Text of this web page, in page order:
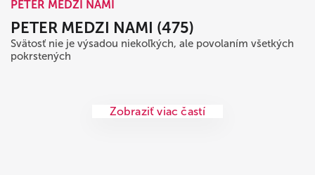
PETER MEDZI NAMI
PETER MEDZI NAMI (475)
Svätosť nie je výsadou niekoľkých, ale povolaním všetkých
pokrstených
Zobraziť viac častí